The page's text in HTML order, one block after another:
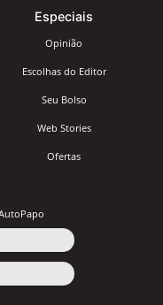
Especiais
Opinião
Escolhas do Editor
Seu Bolso
Web Stories
Ofertas